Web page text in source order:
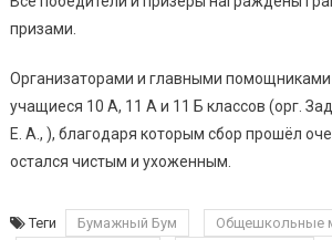
призами.
Организаторами и главными помощниками
учащиеся 10 А, 11 А и 11 Б классов (орг.
Е. А., ), благодаря которым сбор прошёл
остался чистым и ухоженным.
Теги Бумажный Бум
Общешкольные